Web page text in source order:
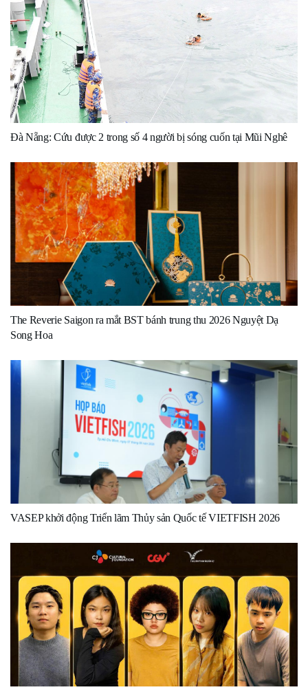
Đà Nẵng: Cứu được 2 trong số 4 người bị sóng cuốn tại Mũi Nghê
The Reverie Saigon ra mắt BST bánh trung thu 2026 Nguyệt Dạ
Song Hoa
VASEP khởi động Triển lãm Thủy sản Quốc tế VIETFISH 2026